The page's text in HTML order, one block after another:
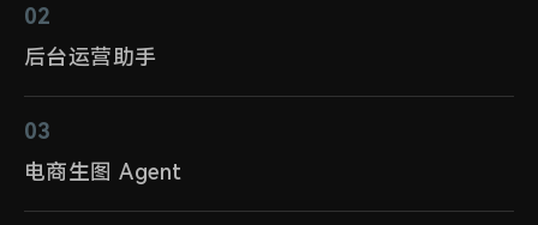
02
后台运营助手
03
电商生图 Agent